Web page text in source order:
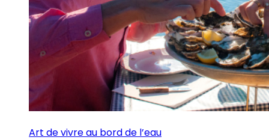
Art de vivre au bord de l’eau